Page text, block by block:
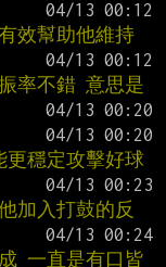
效幫助他維持
率不錯 意思是
穩定攻擊好球
加入打鼓的反
一直是有口皆